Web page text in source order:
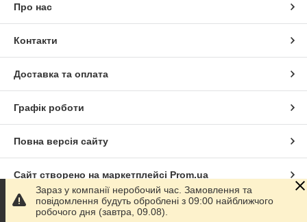
Про нас
Контакти
Доставка та оплата
Графік роботи
Повна версія сайту
Сайт створено на маркетплейсі Prom.ua
Політика конфіденційності
Зараз у компанії неробочий час. Замовлення та
повідомлення будуть оброблені з 09:00 найближчого
робочого дня (завтра, 09.08).